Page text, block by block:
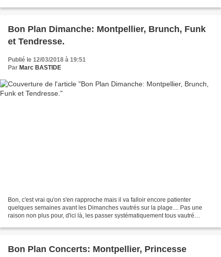
Bon Plan Dimanche: Montpellier, Brunch, Funk
et Tendresse.
Publié le 12/03/2018 à 19:51
Par Marc BASTIDE
Bon, c'est vrai qu'on s'en rapproche mais il va falloir encore patienter
quelques semaines avant les Dimanches vautrés sur la plage.... Pas une
raison non plus pour, d'ici là, les passer systématiquement tous vautré
Bon Plan Concerts: Montpellier, Princesse